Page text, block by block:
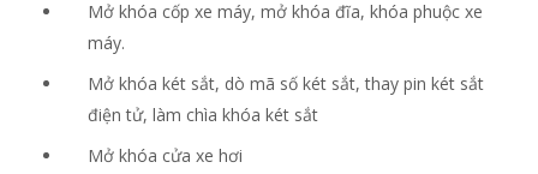
Mở khóa cốp xe máy, mở khóa đĩa, khóa phuộc xe
máy.
Mở khóa két sắt, dò mã số két sắt, thay pin két sắt
điện tử, làm chìa khóa két sắt
Mở khóa cửa xe hơi